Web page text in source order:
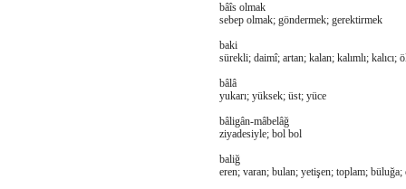
bâîs olmak
sebep olmak; göndermek; gerektirmek
baki
sürekli; daimî; artan; kalan; kalımlı; kalıcı;
bâlâ
yukarı; yüksek; üst; yüce
bâligân-mâbelâğ
ziyadesiyle; bol bol
baliğ
eren; varan; bulan; yetişen; toplam;